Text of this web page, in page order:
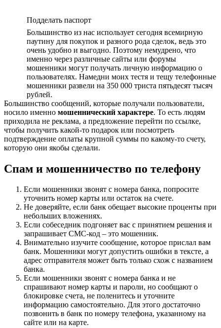
Подделать паспорт
Большинство из нас использует сегодня всемирную
паутину для покупок и разного рода сделок, ведь это
очень удобно и выгодно. Поэтому немудрено, что
именно через различные сайты или форумы
мошенники могут получать личную информацию о
пользователях. Намедни моих тестя и тещу телефонные
мошенники развели на 350 000 триста пятьдесят тысяч
рублей.
Большинство сообщений, которые получали пользователи,
носило именно мошеннический характере. То есть людям
приходила не реклама, а предложение перейти по ссылке,
чтобы получить какой-то подарок или посмотреть
подтверждение оплаты крупной суммы по какому-то счету,
которую они якобы сделали.
Спам и мошенничество по телефону
Если мошенники звонят с номера банка, попросите
уточнить номер карты или остаток на счете.
Не доверяйте, если банк обещает высокие проценты при
небольших вложениях.
Если собеседник подгоняет вас с принятием решения и
запрашивает СМС-код – это мошенник.
Внимательно изучите сообщение, которое прислал вам
банк. Мошенники могут допустить ошибки в тексте, а
адрес отправителя может быть только схож с названием
банка.
Если мошенники звонят с номера банка и не
спрашивают номер карты и пароли, но сообщают о
блокировке счета, не поленитесь и уточните
информацию самостоятельно. Для этого достаточно
позвонить в банк по номеру телефона, указанному на
сайте или на карте.